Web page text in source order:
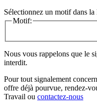
Sélectionnez un motif dans la
Motif:
Nous vous rappelons que le
interdit.
Pour tout signalement
offre déjà pourvue, rendez-
Travail ou contactez-nous